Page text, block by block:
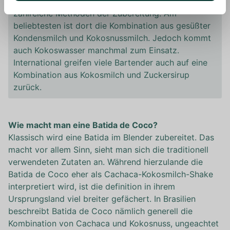
zahlreiche Methoden der Zubereitung. Am
beliebtesten ist dort die Kombination aus gesüßter
Kondensmilch und Kokosnussmilch. Jedoch kommt
auch Kokoswasser manchmal zum Einsatz.
International greifen viele Bartender auch auf eine
Kombination aus Kokosmilch und Zuckersirup
zurück.
Wie macht man eine Batida de Coco?
Klassisch wird eine Batida im Blender zubereitet. Das
macht vor allem Sinn, sieht man sich die traditionell
verwendeten Zutaten an. Während hierzulande die
Batida de Coco eher als Cachaca-Kokosmilch-Shake
interpretiert wird, ist die definition in ihrem
Ursprungsland viel breiter gefächert. In Brasilien
beschreibt Batida de Coco nämlich generell die
Kombination von Cachaca und Kokosnuss, ungeachtet